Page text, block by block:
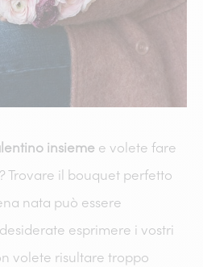
insieme e volete fare
Trovare il bouquet perfetto
nata può essere
esprimere i vostri
volete risultare troppo